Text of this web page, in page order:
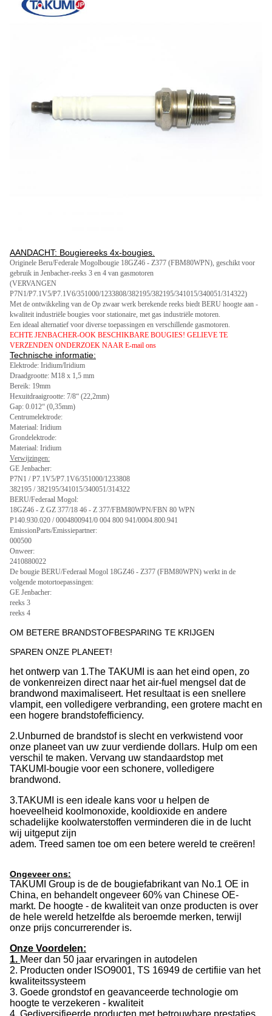
AANDACHT: Bougiereeks 4x-bougies.
Originele Beru/Federale Mogolbougie 18GZ46 - Z377 (FBM80WPN), geschikt voor
gebruik in Jenbacher-reeks 3 en 4 van gasmotoren
(VERVANGEN
P7N1/P7.1V5/P7.1V6/351000/1233808/382195/382195/341015/340051/314322)
Met de ontwikkeling van de Op zwaar werk berekende reeks biedt BERU hoogte aan -
kwaliteit industriële bougies voor stationaire, met gas industriële motoren.
Een ideaal alternatief voor diverse toepassingen en verschillende gasmotoren.
ECHTE JENBACHER-OOK BESCHIKBARE BOUGIES! GELIEVE TE
VERZENDEN ONDERZOEK NAAR E-mail ons
Technische informatie:
Elektrode: Iridium/Iridium
Draadgrootte: M18 x 1,5 mm
Bereik: 19mm
Hexuitdraaigrootte: 7/8“ (22,2mm)
Gap: 0.012“ (0,35mm)
Centrumelektrode:
Materiaal: Iridium
Grondelektrode:
Materiaal: Iridium
Verwijzingen:
GE Jenbacher:
P7N1 / P7.1V5/P7.1V6/351000/1233808
382195 / 382195/341015/340051/314322
BERU/Federaal Mogol:
18GZ46 - Z GZ 377/18 46 - Z 377/FBM80WPN/FBN 80 WPN
P140.930.020 / 0004800941/0 004 800 941/0004.800.941
EmissionParts/Emissiepartner:
000500
Onweer:
2410880022
De bougie BERU/Federaal Mogol 18GZ46 - Z377 (FBM80WPN) werkt in de
volgende motortoepassingen:
GE Jenbacher:
reeks 3
reeks 4
OM BETERE BRANDSTOFBESPARING TE KRIJGEN
SPAREN ONZE PLANEET!
het ontwerp van 1.The TAKUMI is aan het eind open, zo
de vonkenreizen direct naar het air-fuel mengsel dat de
brandwond maximaliseert. Het resultaat is een snellere
vlampit, een volledigere verbranding, een grotere macht en
een hogere brandstofefficiency.
2.Unburned de brandstof is slecht en verkwistend voor
onze planeet van uw zuur verdiende dollars. Hulp om een
verschil te maken. Vervang uw standaardstop met
TAKUMI-bougie voor een schonere, volledigere
brandwond.
3.TAKUMI is een ideale kans voor u helpen de
hoeveelheid koolmonoxide, kooldioxide en andere
schadelijke koolwaterstoffen verminderen die in de lucht
wij uitgeput zijn
adem. Treed samen toe om een betere wereld te creëren!
Ongeveer ons:
TAKUMI Group is de de bougiefabrikant van No.1 OE in
China, en behandelt ongeveer 60% van Chinese OE-
markt. De hoogte - de kwaliteit van onze producten is over
de hele wereld hetzelfde als beroemde merken, terwijl
onze prijs concurrerender is.
Onze Voordelen:
1. Meer dan 50 jaar ervaringen in autodelen
2. Producten onder ISO9001, TS 16949 de certifiie van het
kwaliteitssysteem
3. Goede grondstof en geavanceerde technologie om
hoogte te verzekeren - kwaliteit
4. Gediversifieerde producten met betrouwbare prestaties